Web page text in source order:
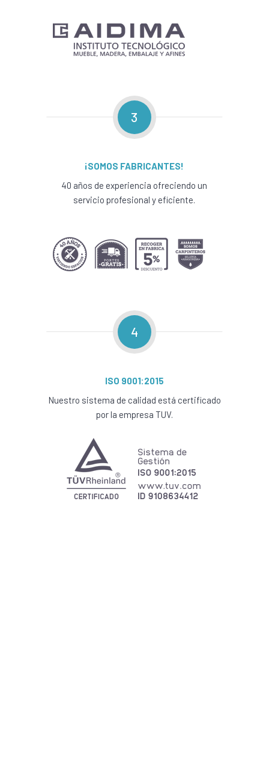
3
¡SOMOS FABRICANTES!
40 años de experiencia ofreciendo un
servicio profesional y eficiente.
4
ISO 9001:2015
Nuestro sistema de calidad está certificado
por la empresa TUV.